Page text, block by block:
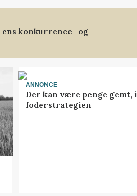
konkurrence- og
ANNONCE
Der kan være penge gemt, i
foderstrategien